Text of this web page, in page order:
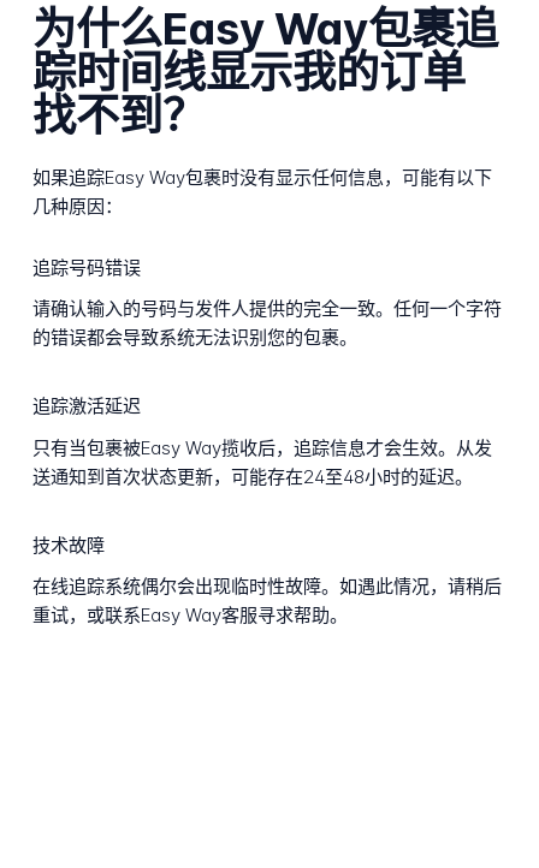
为什么Easy Way包裹追
踪时间线显示我的订单
找不到？
如果追踪Easy Way包裹时没有显示任何信息，可能有以下
几种原因：
追踪号码错误
请确认输入的号码与发件人提供的完全一致。任何一个字符
的错误都会导致系统无法识别您的包裹。
追踪激活延迟
只有当包裹被Easy Way揽收后，追踪信息才会生效。从发
送通知到首次状态更新，可能存在24至48小时的延迟。
技术故障
在线追踪系统偶尔会出现临时性故障。如遇此情况，请稍后
重试，或联系Easy Way客服寻求帮助。